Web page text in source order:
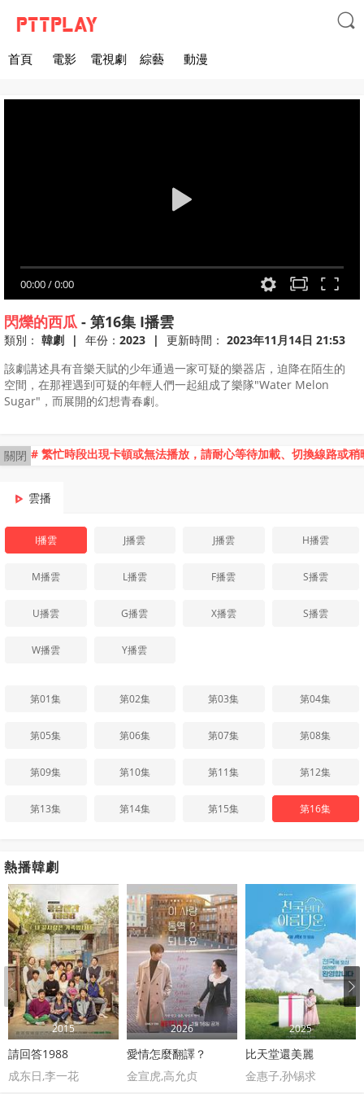

首頁 電影 電視劇 綜藝 動漫
00:00/0:00
閃爍的西瓜 - 第16集 I播雲
類別： 韓劇 | 年份： 2023 | 更新時間： 2023年11月14日 21:53
該劇講述具有音樂天賦的少年通過一家可疑的樂器店，迫降在陌生的
空間，在那裡遇到可疑的年輕人們一起組成了樂隊"Water Melon
Sugar"，而展開的幻想青春劇。
關閉 # 繁忙時段出現卡頓或無法播放，請耐心等待加載、切換線路或稍
雲播
I播雲 J播雲 J播雲 H播雲
M播雲 L播雲 F播雲 S播雲
U播雲 G播雲 X播雲 S播雲
W播雲 Y播雲
第01集 第02集 第03集 第04集
第05集 第06集 第07集 第08集
第09集 第10集 第11集 第12集
第13集 第14集 第15集 第16集
熱播韓劇
2015
請回答1988
成东日,李一花
2026
愛情怎麼翻譯？
金宣虎,高允贞
2025
比天堂還美麗
金惠子,孙锡求